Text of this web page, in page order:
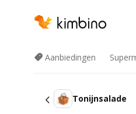
Aanbiedingen
Tonijnsalade